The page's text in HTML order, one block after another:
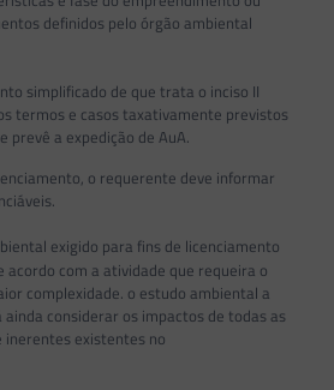
definidos pelo órgão ambiental
simplificado de que trata o inciso II
termos e casos taxativamente previstos
prevê a expedição de AuA.
o requerente deve informar
exigido para fins de licenciamento
acordo com a atividade que requeira o
complexidade. o estudo ambiental a
considerar os impactos de todas as
inerentes existentes no